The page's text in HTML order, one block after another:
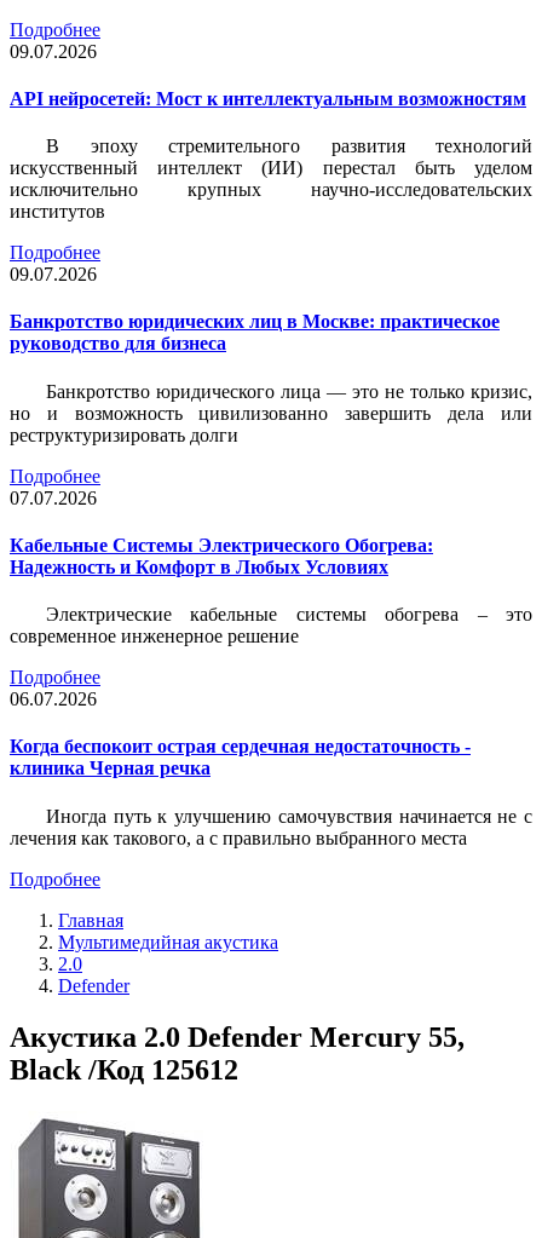
Подробнее
09.07.2026
API нейросетей: Мост к интеллектуальным возможностям
В эпоху стремительного развития технологий
искусственный интеллект (ИИ) перестал быть уделом
исключительно крупных научно-исследовательских
институтов
Подробнее
09.07.2026
Банкротство юридических лиц в Москве: практическое
руководство для бизнеса
Банкротство юридического лица — это не только кризис,
но и возможность цивилизованно завершить дела или
реструктуризировать долги
Подробнее
07.07.2026
Кабельные Системы Электрического Обогрева:
Надежность и Комфорт в Любых Условиях
Электрические кабельные системы обогрева – это
современное инженерное решение
Подробнее
06.07.2026
Когда беспокоит острая сердечная недостаточность -
клиника Черная речка
Иногда путь к улучшению самочувствия начинается не с
лечения как такового, а с правильно выбранного места
Подробнее
Главная
Мультимедийная акустика
2.0
Defender
Акустика 2.0 Defender Mercury 55,
Black /Код 125612